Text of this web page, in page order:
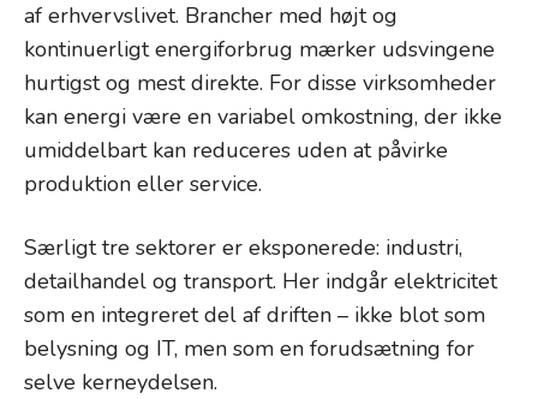
af erhvervslivet. Brancher med højt og
kontinuerligt energiforbrug mærker udsvingene
hurtigst og mest direkte. For disse virksomheder
kan energi være en variabel omkostning, der ikke
umiddelbart kan reduceres uden at påvirke
produktion eller service.
Særligt tre sektorer er eksponerede: industri,
detailhandel og transport. Her indgår elektricitet
som en integreret del af driften – ikke blot som
belysning og IT, men som en forudsætning for
selve kerneydelsen.